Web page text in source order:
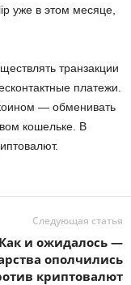
уже в этом месяце,
транзакции
платежи.
— обменивать
кошельке. В
Следующая статья
Как и ожидалось —
ополчились
криптовалют